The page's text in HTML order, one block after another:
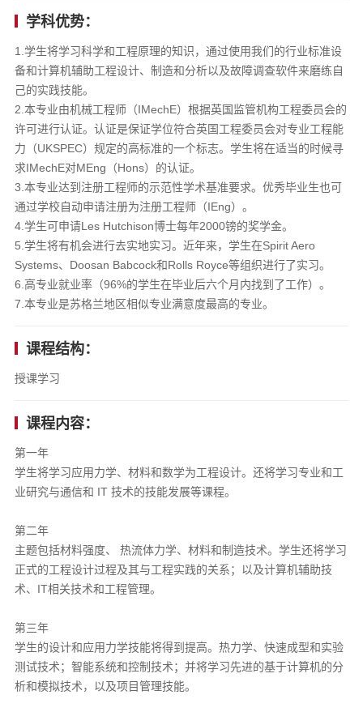
学科优势：
1.学生将学习科学和工程原理的知识，通过使用我们的行业标准设
备和计算机辅助工程设计、制造和分析以及故障调查软件来磨练自
己的实践技能。
2.本专业由机械工程师（IMechE）根据英国监管机构工程委员会的
许可进行认证。认证是保证学位符合英国工程委员会对专业工程能
力（UKSPEC）规定的高标准的一个标志。学生将在适当的时候寻
求IMechE对MEng（Hons）的认证。
3.本专业达到注册工程师的示范性学术基准要求。优秀毕业生也可
通过学校自动申请注册为注册工程师（IEng）。
4.学生可申请Les Hutchison博士每年2000镑的奖学金。
5.学生将有机会进行去实地实习。近年来，学生在Spirit Aero
Systems、Doosan Babcock和Rolls Royce等组织进行了实习。
6.高专业就业率（96%的学生在毕业后六个月内找到了工作）。
7.本专业是苏格兰地区相似专业满意度最高的专业。
课程结构：
授课学习
课程内容：
第一年
学生将学习应用力学、材料和数学为工程设计。还将学习专业和工
业研究与通信和 IT 技术的技能发展等课程。
第二年
主题包括材料强度、 热流体力学、材料和制造技术。学生还将学习
正式的工程设计过程及其与工程实践的关系；以及计算机辅助技
术、IT相关技术和工程管理。
第三年
学生的设计和应用力学技能将得到提高。热力学、快速成型和实验
测试技术；智能系统和控制技术；并将学习先进的基于计算机的分
析和模拟技术，以及项目管理技能。